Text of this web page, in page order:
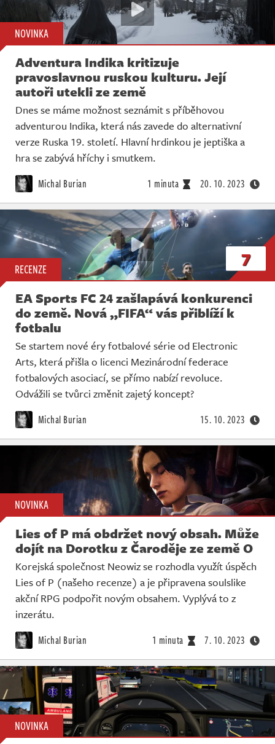
NOVINKA
Adventura Indika kritizuje
pravoslavnou ruskou kulturu. Její
autoři utekli ze země
Dnes se máme možnost seznámit s příběhovou
adventurou Indika, která nás zavede do alternativní
verze Ruska 19. století. Hlavní hrdinkou je jeptiška a
hra se zabývá hříchy i smutkem.
Michal Burian 1 minuta 20. 10. 2023
RECENZE 7
EA Sports FC 24 zašlapává konkurenci
do země. Nová „FIFA“ vás přiblíží k
fotbalu
Se startem nové éry fotbalové série od Electronic
Arts, která přišla o licenci Mezinárodní federace
fotbalových asociací, se přímo nabízí revoluce.
Odvážili se tvůrci změnit zajetý koncept?
Michal Burian 15. 10. 2023
NOVINKA
Lies of P má obdržet nový obsah. Může
dojít na Dorotku z Čaroděje ze země O
Korejská společnost Neowiz se rozhodla využít úspěch
Lies of P (našeho recenze) a je připravena soulslike
akční RPG podpořit novým obsahem. Vyplývá to z
inzerátu.
Michal Burian 1 minuta 7. 10. 2023
NOVINKA